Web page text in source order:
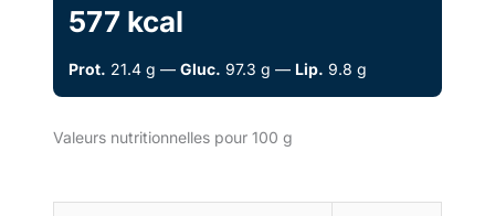
577 kcal
Prot. 21.4 g — Gluc. 97.3 g — Lip. 9.8 g
Valeurs nutritionnelles pour 100 g